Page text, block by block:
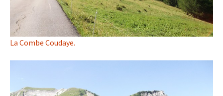
La Combe Coudaye.